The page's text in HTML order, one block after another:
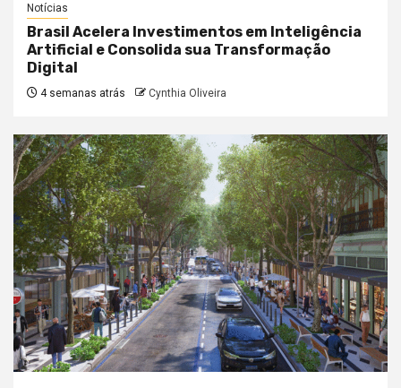
Notícias
Brasil Acelera Investimentos em Inteligência
Artificial e Consolida sua Transformação
Digital
4 semanas atrás Cynthia Oliveira